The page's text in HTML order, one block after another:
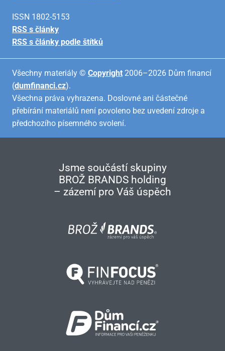
ISSN 1802-5153
RSS s články
RSS s články podle štítků
Všechny materiály © Copyright 2006–2026 Dům financí
(dumfinanci.cz).
Všechna práva vyhrazena. Doslovné ani částečné
přebírání materiálů není povoleno bez uvedení zdroje a
předchozího písemného svolení.
Jsme součástí skupiny
BROŽ BRANDS holding
– zázemí pro Váš úspěch